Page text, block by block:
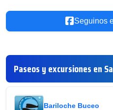
Seguinos
Paseos y excursiones en
Bariloche Buceo